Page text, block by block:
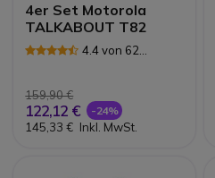
4er Set Motorola
TALKABOUT T82
4.4 von 62
159,90 €
122,12 € -24%
145,33 € Inkl. MwSt.